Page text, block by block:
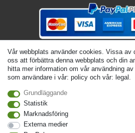
moms | För grundpris, se respektive artikel |
Vår webbplats använder cookies. Vissa av
oss att förbättra denna webbplats och din
hitta mer information om vår användning
som användare i vår: policy och vår: legal.
Grundläggande
Statistik
Marknadsföring
Externa medier